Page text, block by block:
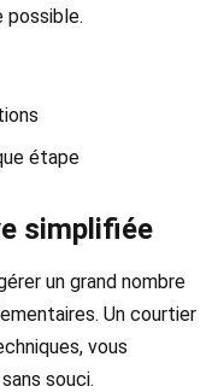
possible.
étape
simplifiée
un grand nombre
Un courtier
vous
souci.